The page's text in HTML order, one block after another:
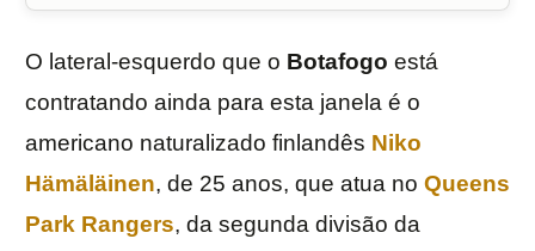
O lateral-esquerdo que o Botafogo está
contratando ainda para esta janela é o
americano naturalizado finlandês Niko
Hämäläinen, de 25 anos, que atua no Queens
Park Rangers, da segunda divisão da